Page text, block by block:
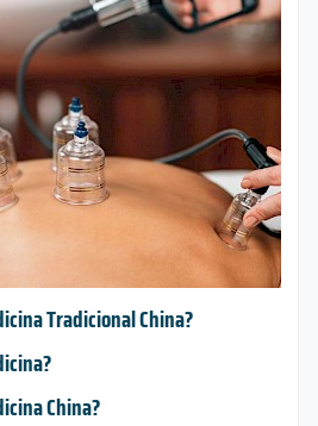
Tradicional China?
China?